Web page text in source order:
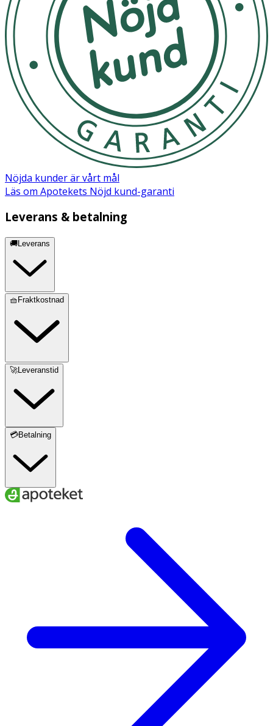
Nöjda kunder är vårt mål
Läs om Apotekets Nöjd kund-garanti
Leverans & betalning
🚚Leverans
🧺Fraktkostnad
🚀Leveranstid
💳Betalning